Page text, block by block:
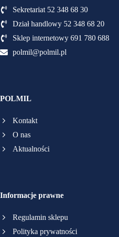
Sekretariat 52 348 68 30
Dział handlowy 52 348 68 20
Sklep internetowy 691 780 688
polmil@polmil.pl
POLMIL
Kontakt
O nas
Aktualności
Informacje prawne
Regulamin sklepu
Polityka prywatności